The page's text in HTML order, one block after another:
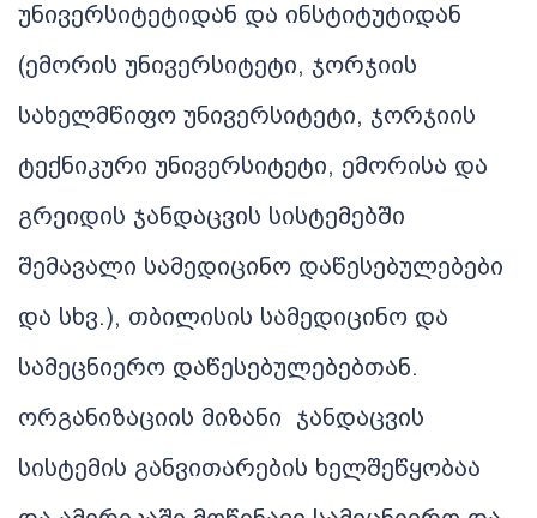
უნივერსიტეტიდან და ინსტიტუტიდან
(ემორის უნივერსიტეტი, ჯორჯიის
სახელმწიფო უნივერსიტეტი, ჯორჯიის
ტექნიკური უნივერსიტეტი, ემორისა და
გრეიდის ჯანდაცვის სისტემებში
შემავალი სამედიცინო დაწესებულებები
და სხვ.), თბილისის სამედიცინო და
სამეცნიერო დაწესებულებებთან.
ორგანიზაციის მიზანი
ჯანდაცვის
სისტემის განვითარების ხელშეწყობაა